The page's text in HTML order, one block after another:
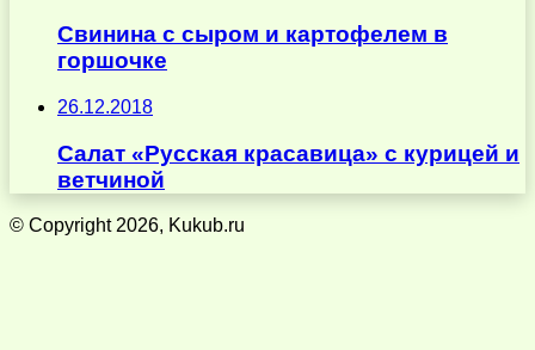
Свинина с сыром и картофелем в
горшочке
26.12.2018
Салат «Русская красавица» с курицей и
ветчиной
© Copyright 2026, Kukub.ru